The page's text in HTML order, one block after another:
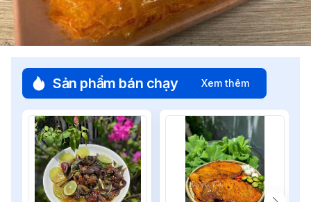
Sản phẩm bán chạy Xem thêm